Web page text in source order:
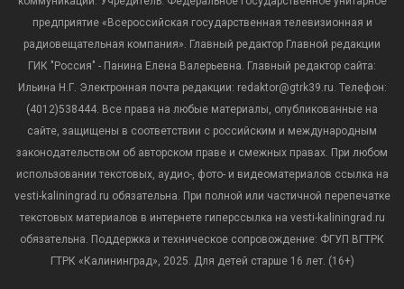
предприятие «Всероссийская государственная телевизионная и
радиовещательная компания». Главный редактор Главной редакции
ГИК "Россия" - Панина Елена Валерьевна. Главный редактор сайта:
Ильина Н.Г. Электронная почта редакции: redaktor@gtrk39.ru. Телефон:
(4012)538444. Все права на любые материалы, опубликованные на
сайте, защищены в соответствии с российским и международным
законодательством об авторском праве и смежных правах. При любом
использовании текстовых, аудио-, фото- и видеоматериалов ссылка на
vesti-kaliningrad.ru обязательна. При полной или частичной перепечатке
текстовых материалов в интернете гиперссылка на vesti-kaliningrad.ru
обязательна. Поддержка и техническое сопровождение: ФГУП ВГТРК
ГТРК «Калининград», 2025. Для детей старше 16 лет. (16+)